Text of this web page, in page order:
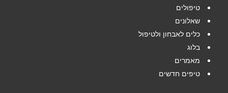
טיפולים
שאלונים
כלים לאבחון ולטיפול
בלוג
מאמרים
טיפים חדשים